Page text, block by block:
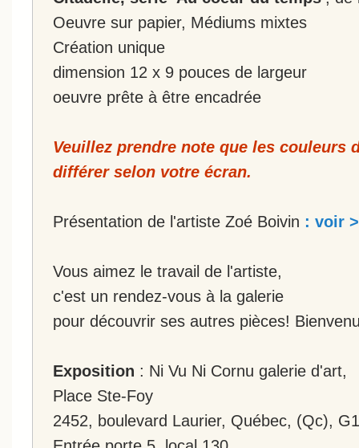
Oeuvre sur papier, Médiums mixtes
Création unique
dimension 12 x 9 pouces de largeur
oeuvre prête à être encadrée
Veuillez prendre note que les couleurs
différer selon votre écran.
Présentation de l'artiste Zoé Boivin : voir >
Vous aimez le travail de l'artiste,
c'est un rendez-vous à la galerie
pour découvrir ses autres pièces!
Exposition : Ni Vu Ni Cornu galerie d'art,
Place Ste-Foy
2452, boulevard Laurier, Québec, (Qc),